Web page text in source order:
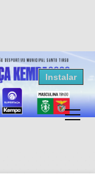
Instalar